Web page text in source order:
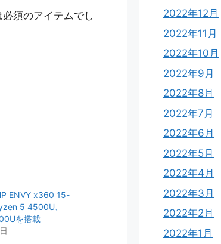
須のアイテムでし
ENVY x360 15-
5 4500U、
を搭載
2022年12月
2022年11月
2022年10月
2022年9月
2022年8月
2022年7月
2022年6月
2022年5月
2022年4月
2022年3月
2022年2月
2022年1月